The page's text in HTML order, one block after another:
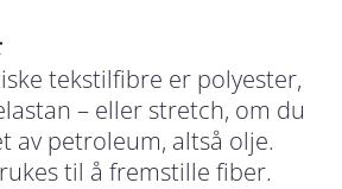
tekstilfibre er polyester,
– eller stretch, om du
av petroleum, altså olje.
til å fremstille fiber.